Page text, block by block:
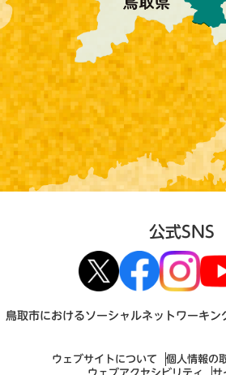
公式SNS
鳥取市におけるソーシャルネットワーキン
ウェブサイトについて
個人情報の